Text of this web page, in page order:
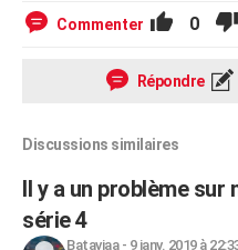
Commenter 0
Répondre
Discussions similaires
Il y a un problème sur
série 4
Bataviaa- 9 janv. 2019 à